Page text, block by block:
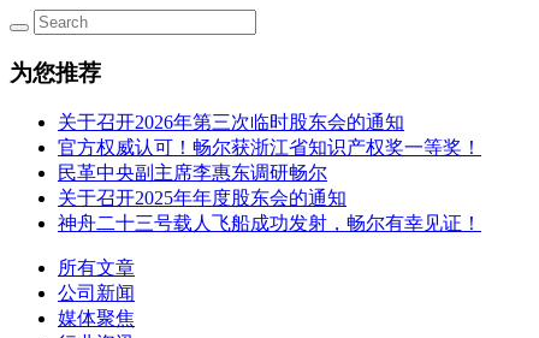
为您推荐
关于召开2026年第三次临时股东会的通知
官方权威认可！畅尔获浙江省知识产权奖一等奖！
民革中央副主席李惠东调研畅尔
关于召开2025年年度股东会的通知
神舟二十三号载人飞船成功发射，畅尔有幸见证！
所有文章
公司新闻
媒体聚焦